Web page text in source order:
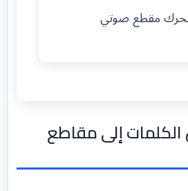
مقطع صوتي
الكلمات إلى مقاطع